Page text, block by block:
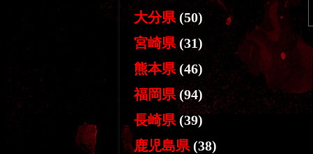
大分県 (50)
宮崎県(31)
熊本県(46)
福岡県(94)
長崎県 (39)
鹿児島県 (38)